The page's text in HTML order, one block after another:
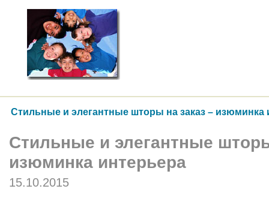
Стильные и элегантные шторы на заказ – изюминка
Стильные и элегантные
изюминка интерьера
15.10.2015